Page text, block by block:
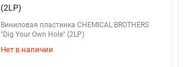
(2LP)
Виниловая пластинка CHEMICAL BROTHERS
"Dig Your Own Hole" (2LP)
Нет в наличии